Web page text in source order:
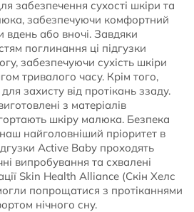
забезпечення сухості шкіри та
забезпечуючи комфортний
вдень або вночі. Завдяки
поглинання ці підгузки
забезпечуючи сухість шкіри
тривалого часу. Крім того,
захисту від протікань ззаду.
з матеріалів
шкіру малюка. Безпека
найголовніший пріоритет в
Active Baby проходять
випробування та схвалені
Skin Health Alliance (Скін Хелс
попрощатися з протіканнями
нічного сну.